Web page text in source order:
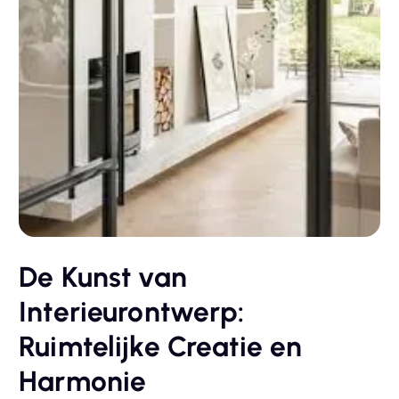
De Kunst van
Interieurontwerp:
Ruimtelijke Creatie en
Harmonie